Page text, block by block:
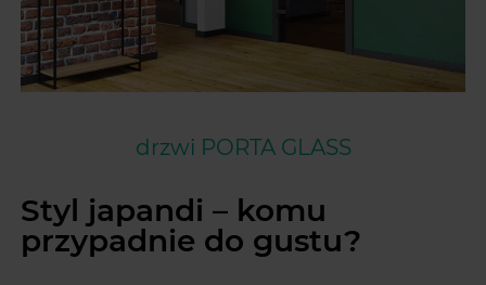
drzwi PORTA GLASS
Styl japandi – komu
przypadnie do gustu?